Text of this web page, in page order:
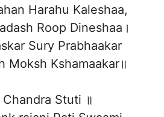
Harahu Kaleshaa,
Roop Dineshaa।
Sury Prabhaakar
Moksh Kshamaakar॥
Chandra Stuti ॥